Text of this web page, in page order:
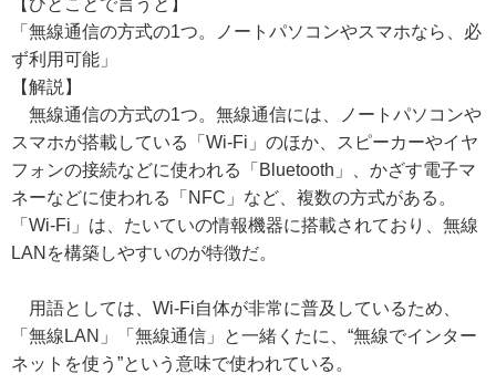
【ひとことで言うと】
「無線通信の方式の1つ。ノートパソコンやスマホなら、必
ず利用可能」
【解説】
無線通信の方式の1つ。無線通信には、ノートパソコンや
スマホが搭載している「Wi-Fi」のほか、スピーカーやイヤ
フォンの接続などに使われる「Bluetooth」、かざす電子マ
ネーなどに使われる「NFC」など、複数の方式がある。
「Wi-Fi」は、たいていの情報機器に搭載されており、無線
LANを構築しやすいのが特徴だ。
用語としては、Wi-Fi自体が非常に普及しているため、
「無線LAN」「無線通信」と一緒くたに、“無線でインター
ネットを使う”という意味で使われている。